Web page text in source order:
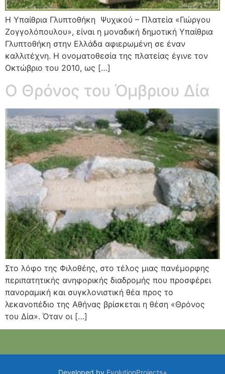
Η Υπαίθρια Γλυπτοθήκη Ψυχικού – Πλατεία «Γιώργου
Ζογγολόπουλου», είναι η μοναδική δημοτική Υπαίθρια
Γλυπτοθήκη στην Ελλάδα αφιερωμένη σε έναν
καλλιτέχνη. Η ονοματοθεσία της πλατείας έγινε τον
Οκτώβριο του 2010, ως […]
Ο Θρόνος του Όμβριου Δία
Στο λόφο της Φιλοθέης, στο τέλος μιας πανέμορφης
περιπατητικής ανηφορικής διαδρομής που προσφέρει
πανοραμική και συγκλονιστική θέα προς το
λεκανοπέδιο της Αθήνας βρίσκεται η θέση «Θρόνος
του Δία». Όταν οι […]